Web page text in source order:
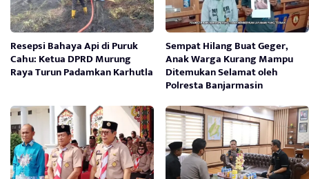
Resepsi Bahaya Api di Puruk
Cahu: Ketua DPRD Murung
Raya Turun Padamkan Karhutla
Sempat Hilang Buat Geger,
Anak Warga Kurang Mampu
Ditemukan Selamat oleh
Polresta Banjarmasin